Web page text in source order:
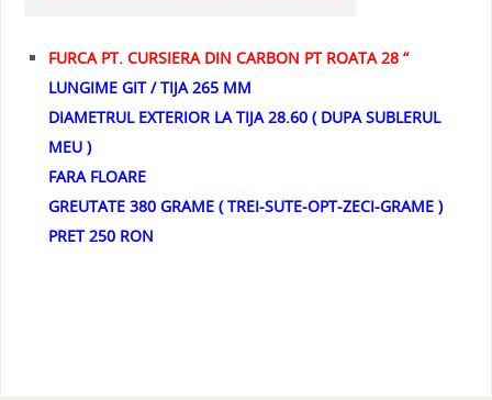
FURCA PT. CURSIERA DIN CARBON PT ROATA 28 “
LUNGIME GIT / TIJA 265 MM
DIAMETRUL EXTERIOR LA TIJA 28.60 ( DUPA SUBLERUL
MEU )
FARA FLOARE
GREUTATE 380 GRAME ( TREI-SUTE-OPT-ZECI-GRAME )
PRET 250 RON